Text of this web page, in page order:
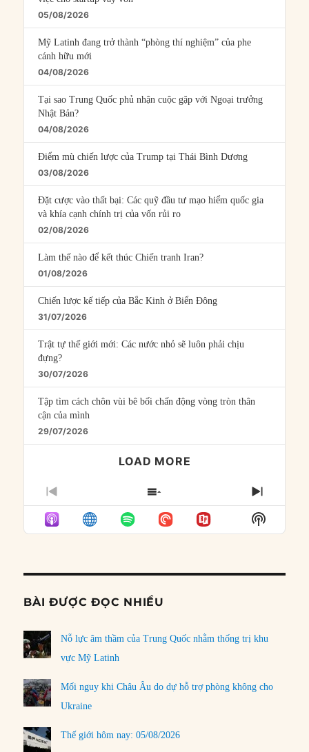
05/08/2026
Mỹ Latinh đang trở thành “phòng thí nghiệm” của phe
cánh hữu mới
04/08/2026
Tại sao Trung Quốc phủ nhận cuộc gặp với Ngoại trưởng
Nhật Bản?
04/08/2026
Điểm mù chiến lược của Trump tại Thái Bình Dương
03/08/2026
Đặt cược vào thất bại: Các quỹ đầu tư mạo hiểm quốc gia
và khía cạnh chính trị của vốn rủi ro
02/08/2026
Làm thế nào để kết thúc Chiến tranh Iran?
01/08/2026
Chiến lược kế tiếp của Bắc Kinh ở Biển Đông
31/07/2026
Trật tự thế giới mới: Các nước nhỏ sẽ luôn phải chịu
đựng?
30/07/2026
Tập tìm cách chôn vùi bê bối chấn động vòng tròn thân
cận của mình
29/07/2026
LOAD MORE
PREVIOUS
EPISODE
SHOW
EPISODES
LIST
NEXT
Show
Podcast
BÀI ĐƯỢC ĐỌC NHIỀU
Nỗ lực âm thầm của Trung Quốc nhằm thống trị khu
vực Mỹ Latinh
Mối nguy khi Châu Âu do dự hỗ trợ phòng không cho
Ukraine
Thế giới hôm nay: 05/08/2026